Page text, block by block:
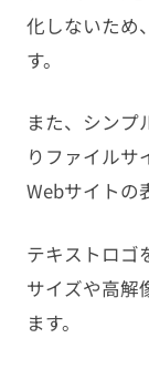
化しないため
す。
また、シンプ
りファイルサ
Webサイトの
テキストロゴ
サイズや高解
ます。